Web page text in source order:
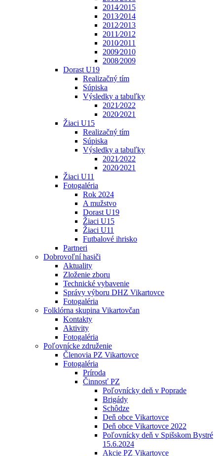
2014⁄2015
2013⁄2014
2012⁄2013
2011⁄2012
2010⁄2011
2009⁄2010
2008⁄2009
Dorast U19
Realizačný tím
Súpiska
Výsledky a tabuľky
2021⁄2022
2020⁄2021
Žiaci U15
Realizačný tím
Súpiska
Výsledky a tabuľky
2021⁄2022
2020⁄2021
Žiaci U11
Fotogaléria
Rok 2024
A mužstvo
Dorast U19
Žiaci U15
Žiaci U11
Futbalové ihrisko
Partneri
Dobrovoľní hasiči
Aktuality
Zloženie zboru
Technické vybavenie
Správy výboru DHZ Vikartovce
Fotogaléria
Folklórna skupina Vikartovčan
Kontakty
Aktivity
Fotogaléria
Poľovnícke združenie
Členovia PZ Vikartovce
Fotogaléria
Príroda
Činnosť PZ
Poľovnícky deň v Poprade
Brigády
Schôdze
Deň obce Vikartovce
Deň obce Vikartovce 2022
Poľovnícky deň v Spišskom Bystré
15.6.2024
Akcie PZ Vikartovce